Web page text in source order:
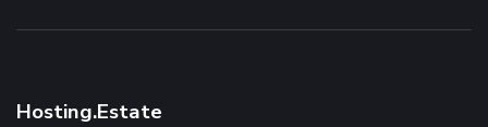
Hosting.Estate